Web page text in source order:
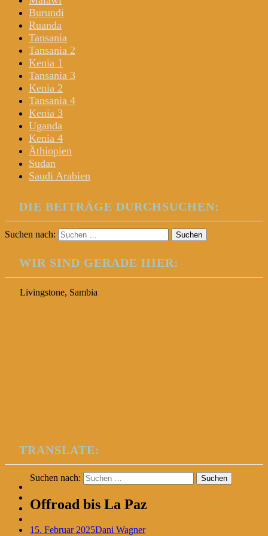
Burundi
Ruanda
Tansania
Tansania 2
Kenia 1
Tansania 3
Kenia 2
Tansania 4
Kenia 3
Uganda
Kenia 4
Äthiopien
Sudan
Saudi Arabien
DIE BEITRÄGE DURCHSUCHEN:
Suchen nach:
WIR SIND GERADE HIER:
Livingstone, Sambia
TRANSLATE:
Suchen nach:
Offroad bis La Paz
15. Februar 2025Dani Wagner